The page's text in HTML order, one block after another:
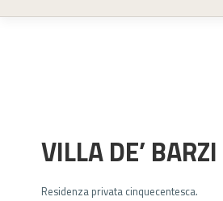
VILLA DE’ BARZI
Residenza privata cinquecentesca.